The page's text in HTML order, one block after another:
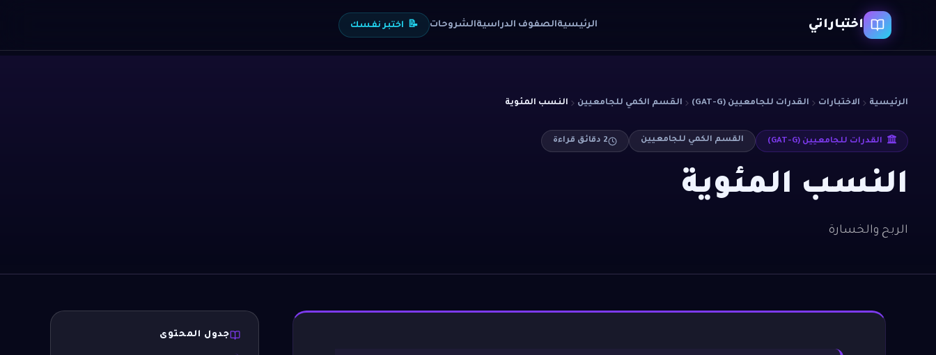
اختباراتي الرئيسيةالصفوف الدراسيةالشروحات 📝 اختبر نفسك
الرئيسية الاختبارات القدرات للجامعيين (GAT-G) القسم الكمي للجامعيين النسب المئوية
القدرات للجامعيين (GAT-G) القسم الكمي للجامعيين 2 دقائق قراءة
النسب المئوية
الربح والخسارة
جدول المحتوى